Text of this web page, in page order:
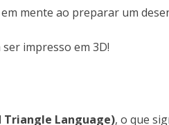
mente ao preparar um
impresso em 3D!
Triangle Language), o que